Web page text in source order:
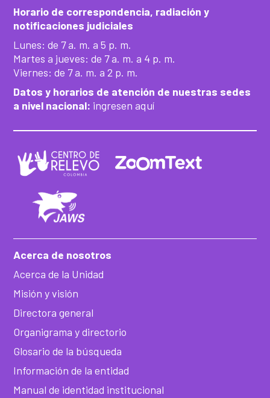
Horario de correspondencia, radiación y
notificaciones judiciales
Lunes: de 7 a. m. a 5 p. m.
Martes a jueves: de 7 a. m. a 4 p. m.
Viernes: de 7 a. m. a 2 p. m.
Datos y horarios de atención de nuestras sedes
a nivel nacional: ingresen aquí
Acerca de nosotros
Acerca de la Unidad
Misión y visión
Directora general
Organigrama y directorio
Glosario de la búsqueda
Información de la entidad
Manual de identidad institucional